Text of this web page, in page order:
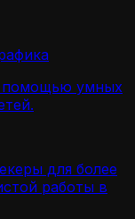
помощью умных
для более
работы в